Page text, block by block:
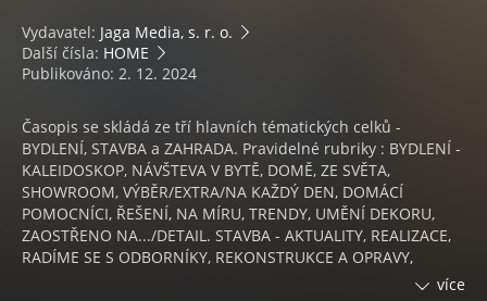
Vydavatel: Jaga Media, s. r. o.
Další čísla: HOME
Publikováno: 2. 12. 2024
Časopis se skládá ze tří hlavních tématických celků -
BYDLENÍ, STAVBA a ZAHRADA. Pravidelné rubriky : BYDLENÍ -
KALEIDOSKOP, NÁVŠTEVA V BYTĚ, DOMĚ, ZE SVĚTA,
SHOWROOM, VÝBĚR/EXTRA/NA KAŽDÝ DEN, DOMÁCÍ
POMOCNÍCI, ŘEŠENÍ, NA MÍRU, TRENDY, UMĚNÍ DEKORU,
ZAOSTŘENO NA.../DETAIL. STAVBA - AKTUALITY, REALIZACE,
RADÍME SE S ODBORNÍKY, REKONSTRUKCE A OPRAVY,
POSTŘEHY, EKOLOGICKÉ A ENERGETICKY ÚSPORNÉ BYDLENÍ,
více